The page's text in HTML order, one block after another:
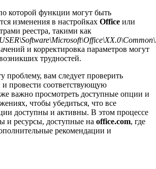
которой функции могут быть
изменения в настройках Office или
реестра, такими как
и корректировка параметров могут
трудностей.
проблему, вам следует проверить
провести соответствующую
важно просмотреть доступные опции и
чтобы убедиться, что все
доступны и активны. В этом процессе
и ресурсы, доступные на office.com, где
рекомендации и